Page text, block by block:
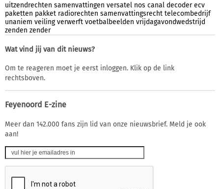
uitzendrechten samenvattingen versatel nos canal decoder ecv
paketten pakket radiorechten samenvattingsrecht telecombedrijf
unaniem veiling verwerft voetbalbeelden vrijdagavondwedstrijd
zenden zender
Wat vind jij van dit nieuws?
Om te reageren moet je eerst inloggen. Klik op de link
rechtsboven.
Feyenoord E-zine
Meer dan 142.000 fans zijn lid van onze nieuwsbrief. Meld je ook
aan!